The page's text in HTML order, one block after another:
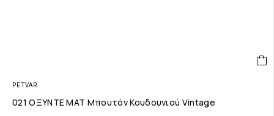
PETVAR
021 ΟΞΥΝΤΕ ΜΑΤ Μπουτόν Κουδουνιού Vintage